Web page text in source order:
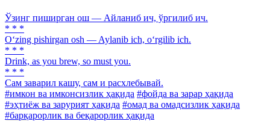
Ўзинг пиширган ош — Айланиб ич, ўргилиб ич.
* * *
O‘zing pishirgan osh — Aylanib ich, o‘rgilib ich.
* * *
Drink, аs you brew, so must you.
* * *
Сам заварил кашу, сам и расхлебывай.
#имкон ва имконсизлик ҳақида #фойда ва зарар ҳақида
#эҳтиёж ва зарурият ҳақида #омад ва омадсизлик ҳақида
#барқарорлик ва беқарорлик ҳақида